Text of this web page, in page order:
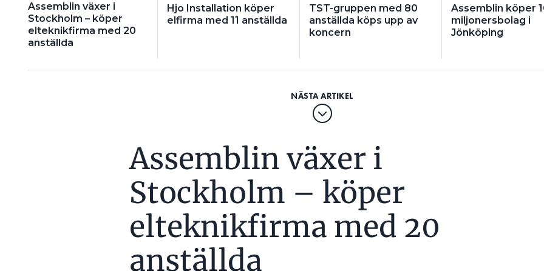
Assemblin växer i
Stockholm – köper
elteknikfirma med 20
anställda
Hjo Installation köper
elfirma med 11 anställda
TST-gruppen med 80
anställda köps upp av
koncern
Assemblin köper
miljonersbolag i
Jönköping
Assemblin växer i
Stockholm – köper
elteknikfirma med 20
anställda